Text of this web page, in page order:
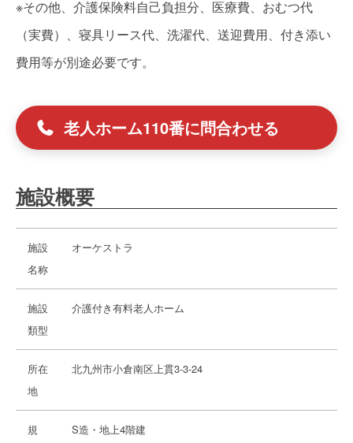
※その他、介護保険料自己負担分、医療費、おむつ代
（実費）、寝具リース代、洗濯代、送迎費用、付き添い
費用等が別途必要です。
老人ホーム110番に問合わせる
施設概要
施設
名称
オーケストラ
施設
類型
介護付き有料老人ホーム
所在
地
北九州市小倉南区上貫3-3-24
規
S造・地上4階建